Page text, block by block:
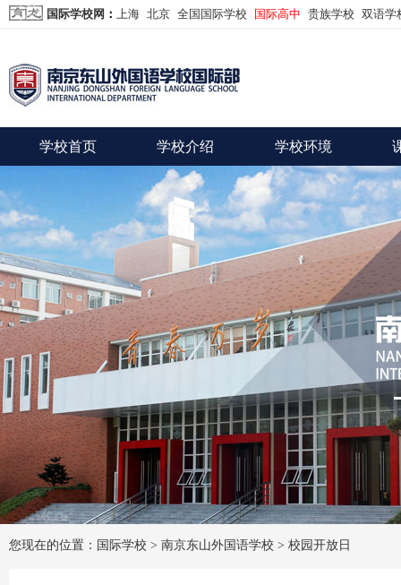
国际学校网 ： 上海 北京 全国国际学校 国际高中 贵族学校 双语学
学校首页 学校介绍 学校环境
您现在的位置：国际学校 > 南京东山外国语学校 > 校园开放日